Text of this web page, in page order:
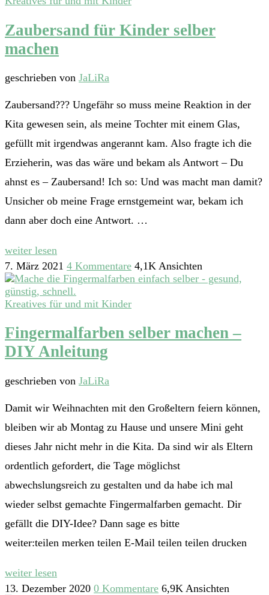
Zaubersand für Kinder selber
machen
geschrieben von JaLiRa
Zaubersand??? Ungefähr so muss meine Reaktion in der
Kita gewesen sein, als meine Tochter mit einem Glas,
gefüllt mit irgendwas angerannt kam. Also fragte ich die
Erzieherin, was das wäre und bekam als Antwort – Du
ahnst es – Zaubersand! Ich so: Und was macht man damit?
Unsicher ob meine Frage ernstgemeint war, bekam ich
dann aber doch eine Antwort. …
weiter lesen
7. März 2021 4 Kommentare 4,1K Ansichten
Kreatives für und mit Kinder
Fingermalfarben selber machen –
DIY Anleitung
geschrieben von JaLiRa
Damit wir Weihnachten mit den Großeltern feiern können,
bleiben wir ab Montag zu Hause und unsere Mini geht
dieses Jahr nicht mehr in die Kita. Da sind wir als Eltern
ordentlich gefordert, die Tage möglichst
abwechslungsreich zu gestalten und da habe ich mal
wieder selbst gemachte Fingermalfarben gemacht. Dir
gefällt die DIY-Idee? Dann sage es bitte
weiter:teilen merken teilen E-Mail teilen teilen drucken
weiter lesen
13. Dezember 2020 0 Kommentare 6,9K Ansichten